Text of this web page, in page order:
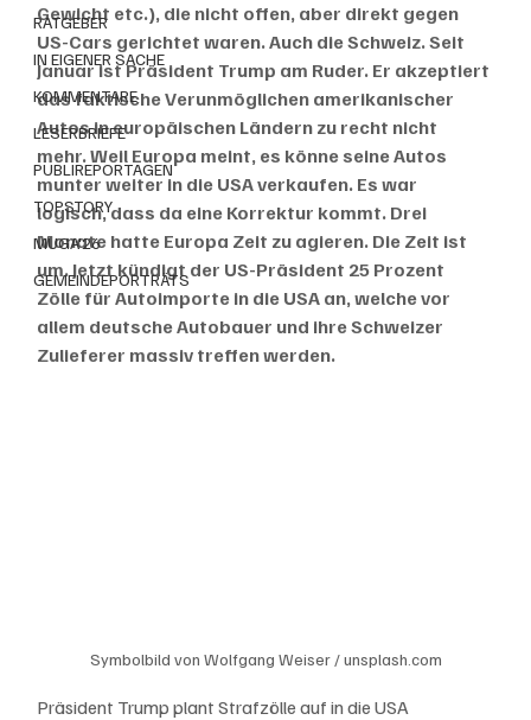
RATGEBER
IN EIGENER SACHE
KOMMENTARE
LESERBRIEFE
PUBLIREPORTAGEN
TOPSTORY
MUGA'26
GEMEINDEPORTRÄTS
Gewicht etc.), die nicht offen, aber direkt gegen
US-Cars gerichtet waren. Auch die Schweiz. Seit
Januar ist Präsident Trump am Ruder. Er akzeptiert
das faktische Verunmöglichen amerikanischer
Autos in europäischen Ländern zu recht nicht
mehr. Weil Europa meint, es könne seine Autos
munter weiter in die USA verkaufen. Es war
logisch, dass da eine Korrektur kommt. Drei
Monate hatte Europa Zeit zu agieren. Die Zeit ist
um. Jetzt kündigt der US-Präsident 25 Prozent
Zölle für Autoimporte in die USA an, welche vor
allem deutsche Autobauer und ihre Schweizer
Zulieferer massiv treffen werden.
Symbolbild von Wolfgang Weiser / unsplash.com
Präsident Trump plant Strafzölle auf in die USA